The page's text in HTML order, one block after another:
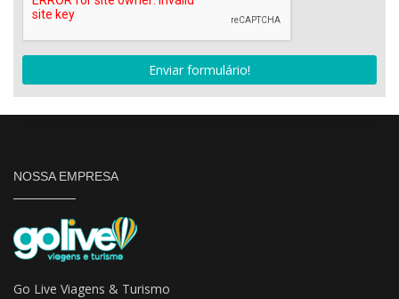
Enviar formulário!
NOSSA EMPRESA
Go Live Viagens & Turismo